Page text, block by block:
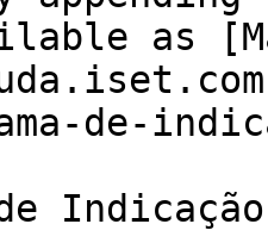
as
de-